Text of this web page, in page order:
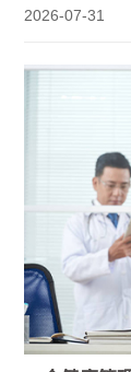
二十年。这二
的累积。我国
43%存在多病
很多企业家意
持续在线的健
2026-07-31